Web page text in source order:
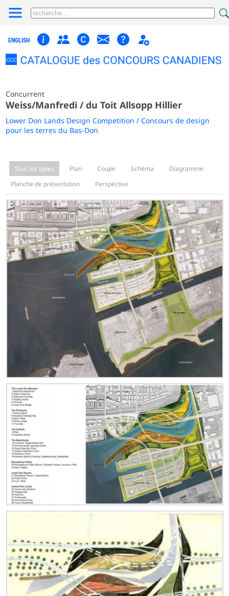
ENGLISH
Concurrent
Weiss/Manfredi / du Toit Allsopp Hillier
Lower Don Lands Design Competition / Concours de design
pour les terres du Bas-Don
Tous les types Plan Coupe Schéma
Diagramme
Planche de présentation
Perspective